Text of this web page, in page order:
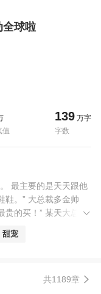
全球啦
值
139 万字
字数
最主要的是天天跟他
鞋。” 大总裁多金帅
贵的买！” 某天大总裁
是个大富婆！
甜宠
共1189章